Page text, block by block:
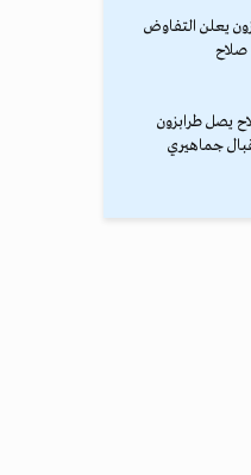
يعلن التفاوض
يصل طرابزون
جماهيري